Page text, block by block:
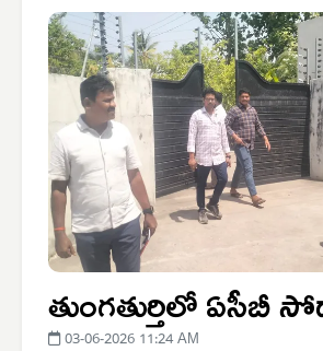
తుంగతుర్తిలో ఏసీబీ
03-06-2026 11:24 AM